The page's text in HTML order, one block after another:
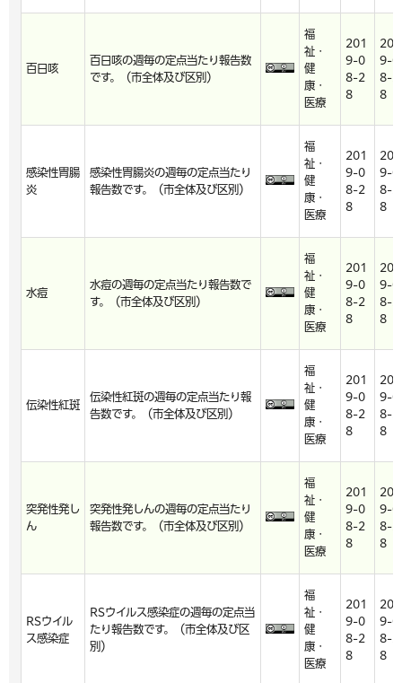
百日咳
百日咳の週毎の定点当たり報告数
です。（市全体及び区別）
福
祉・
健
康・
医療
201
9-0
8-2
8
201
9-0
8-2
8
感染性胃腸
炎
感染性胃腸炎の週毎の定点当たり
報告数です。（市全体及び区別）
福
祉・
健
康・
医療
201
9-0
8-2
8
201
9-0
8-2
8
水痘
水痘の週毎の定点当たり報告数で
す。（市全体及び区別）
福
祉・
健
康・
医療
201
9-0
8-2
8
201
9-0
8-2
8
伝染性紅斑
伝染性紅斑の週毎の定点当たり報
告数です。（市全体及び区別）
福
祉・
健
康・
医療
201
9-0
8-2
8
201
9-0
8-2
8
突発性発し
ん
突発性発しんの週毎の定点当たり
報告数です。（市全体及び区別）
福
祉・
健
康・
医療
201
9-0
8-2
8
201
9-0
8-2
8
RSウイル
ス感染症
RSウイルス感染症の週毎の定点当
たり報告数です。（市全体及び区
別）
福
祉・
健
康・
医療
201
9-0
8-2
8
201
9-0
8-2
8